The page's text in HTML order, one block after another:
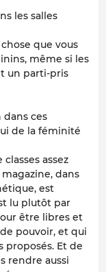
les salles
que vous
même si les
un parti-pris
dans ces
de la féminité
assez
dans
est
lu plutôt par
être libres et
pouvoir, et qui
proposés. Et de
rendre aussi